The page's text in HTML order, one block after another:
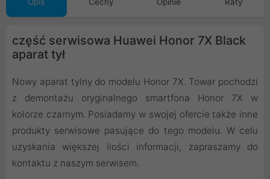
Opis Cechy Opinie Raty
część serwisowa Huawei Honor 7X Black
aparat tył
Nowy aparat tylny do modelu Honor 7X. Towar pochodzi
z demontażu oryginalnego smartfona Honor 7X w
kolorze czarnym. Posiadamy w swojej ofercie także inne
produkty serwisowe pasujące do tego modelu. W celu
uzyskania większej ilości informacji, zapraszamy do
kontaktu z naszym serwisem.